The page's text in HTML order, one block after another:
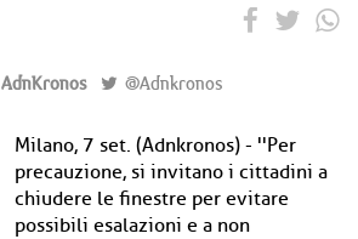
AdnKronos @Adnkronos
Milano, 7 set. (Adnkronos) - ''Per
precauzione, si invitano i cittadini a
chiudere le finestre per evitare
possibili esalazioni e a non